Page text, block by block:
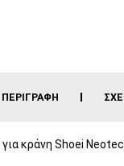
ΠΕΡΙΓΡΑΦΉ
κράνη Shoei